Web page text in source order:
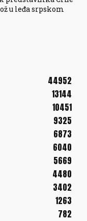
u leđa srpskom
44952
13144
10451
9325
6873
6040
5669
4480
3402
1263
782